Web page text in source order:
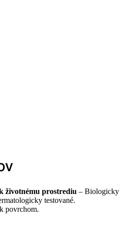
životnému prostrediu – Biologicky
testované.
povrchom.